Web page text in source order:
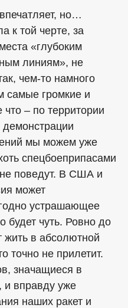
но…
к той черте, за
«глубоким
линиям», не
чем-то намного
самые громкие и
– по территории
демонстрации
мы можем уже
спецбоеприпасами
поведут. В США и
может
устрашающее
будет чуть. Ровно до
жить в абсолютной
точно не прилетит.
значащиеся в
и вправду уже
наших ракет и